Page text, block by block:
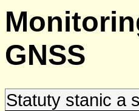
GNSS
Statuty stanic a